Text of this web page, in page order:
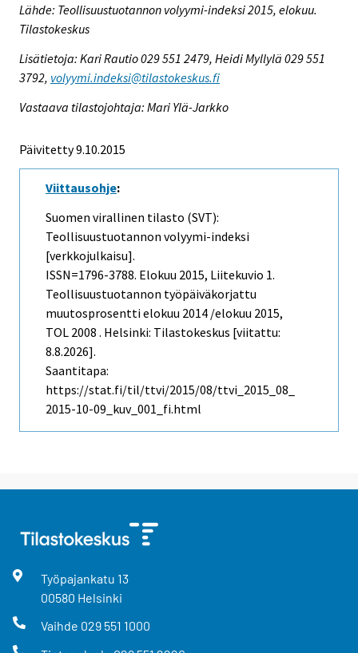
Lähde: Teollisuustuotannon volyymi-indeksi 2015, elokuu.
Tilastokeskus
Lisätietoja: Kari Rautio 029 551 2479, Heidi Myllylä 029 551
3792, volyymi.indeksi@tilastokeskus.fi
Vastaava tilastojohtaja: Mari Ylä-Jarkko
Päivitetty 9.10.2015
Viittausohje:
Suomen virallinen tilasto (SVT):
Teollisuustuotannon volyymi-indeksi
[verkkojulkaisu].
ISSN=1796-3788. Elokuu 2015, Liitekuvio 1.
Teollisuustuotannon työpäiväkorjattu
muutosprosentti elokuu 2014 /elokuu 2015,
TOL 2008 . Helsinki: Tilastokeskus [viitattu:
8.8.2026].
Saantitapa:
https://stat.fi/til/ttvi/2015/08/ttvi_2015_08_
2015-10-09_kuv_001_fi.html
Työpajankatu 13
00580 Helsinki
Vaihde 029 551 1000